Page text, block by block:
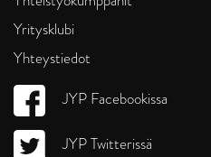
Yritysklubi
Yhteystiedot
JYP Facebookissa
JYP Twitterissä